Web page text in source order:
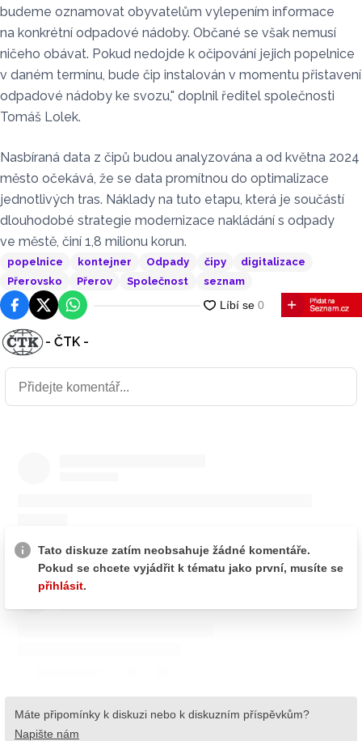
budeme oznamovat obyvatelům vylepením informace
na konkrétní odpadové nádoby. Občané se však nemusí
ničeho obávat. Pokud nedojde k očipování jejich popelnice
v daném termínu, bude čip instalován v momentu přistavení
odpadové nádoby ke svozu," doplnil ředitel společnosti
Tomáš Lolek.
Nasbíraná data z čipů budou analyzována a od května 2024
město očekává, že se data promítnou do optimalizace
jednotlivých tras. Náklady na tuto etapu, která je součástí
dlouhodobé strategie modernizace nakládání s odpady
ve městě, činí 1,8 milionu korun.
popelnice kontejner Odpady čipy
digitalizace
Přerovsko
Přerov Společnost seznam
FacebookPlatforma X
WhatsApp
- ČTK -